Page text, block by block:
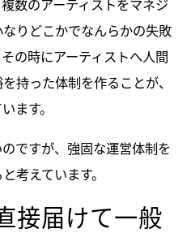
数のアーティストをマネジ
りどこかでなんらかの失敗
の時にアーティストへ人間
持った体制を作ることが、
ます。
ですが、強固な運営体制を
考えています。
接届けて一般